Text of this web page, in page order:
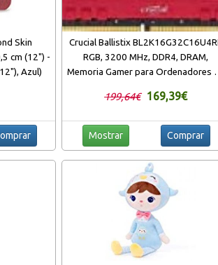
Skin
cm (12") -
Azul)
Crucial Ballistix
RGB, 3200 MHz, DDR4, DRAM,
Memoria Gamer para Ordenadores
Rojo
199,64€ 169,39€
Mostrar Comprar